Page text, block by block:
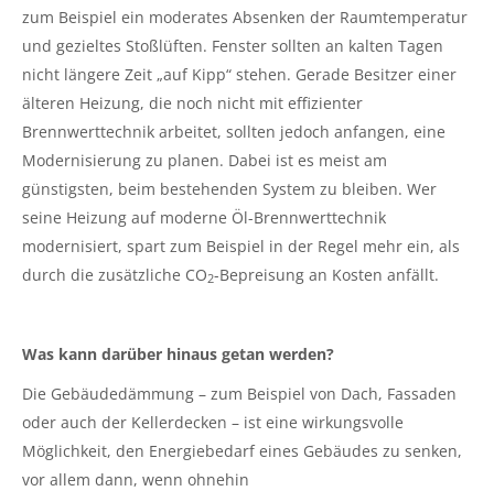
zum Beispiel ein moderates Absenken der Raumtemperatur
und gezieltes Stoßlüften. Fenster sollten an kalten Tagen
nicht längere Zeit „auf Kipp“ stehen. Gerade Besitzer einer
älteren Heizung, die noch nicht mit effizienter
Brennwerttechnik arbeitet, sollten jedoch anfangen, eine
Modernisierung zu planen. Dabei ist es meist am
günstigsten, beim bestehenden System zu bleiben. Wer
seine Heizung auf moderne Öl-Brennwerttechnik
modernisiert, spart zum Beispiel in der Regel mehr ein, als
durch die zusätzliche CO2-Bepreisung an Kosten anfällt.
Was kann darüber hinaus getan werden?
Die Gebäudedämmung – zum Beispiel von Dach, Fassaden
oder auch der Kellerdecken – ist eine wirkungsvolle
Möglichkeit, den Energiebedarf eines Gebäudes zu senken,
vor allem dann, wenn ohnehin